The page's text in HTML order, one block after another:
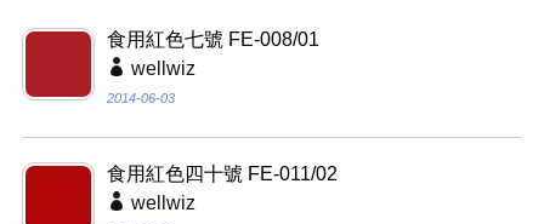
食用紅色七號 FE-008/01
wellwiz
2014-06-03
食用紅色四十號 FE-011/02
wellwiz